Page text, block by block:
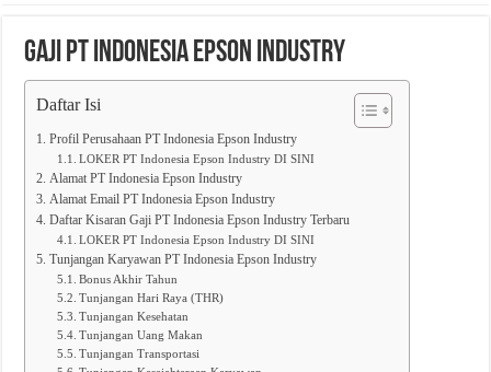
Gaji PT Indonesia Epson Industry
Daftar Isi
Profil Perusahaan PT Indonesia Epson Industry
LOKER PT Indonesia Epson Industry DI SINI
Alamat PT Indonesia Epson Industry
Alamat Email PT Indonesia Epson Industry
Daftar Kisaran Gaji PT Indonesia Epson Industry Terbaru
LOKER PT Indonesia Epson Industry DI SINI
Tunjangan Karyawan PT Indonesia Epson Industry
Bonus Akhir Tahun
Tunjangan Hari Raya (THR)
Tunjangan Kesehatan
Tunjangan Uang Makan
Tunjangan Transportasi